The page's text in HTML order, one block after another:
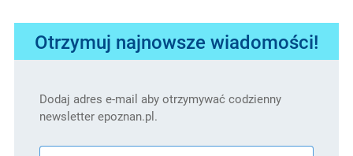
Otrzymuj najnowsze wiadomości!
Dodaj adres e-mail aby otrzymywać codzienny
newsletter epoznan.pl.